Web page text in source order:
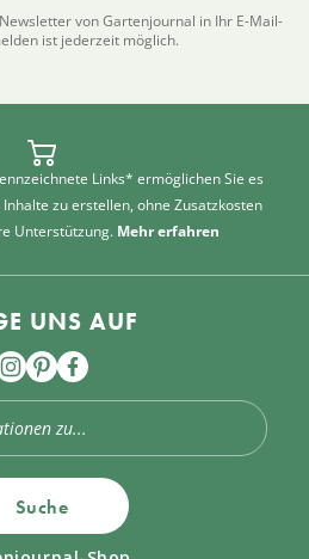
von Gartenjournal in Ihr E-Mail-
ist jederzeit möglich.
Links* ermöglichen Sie es
zu erstellen, ohne Zusatzkosten
Unterstützung. Mehr erfahren
UNS AUF
Suche